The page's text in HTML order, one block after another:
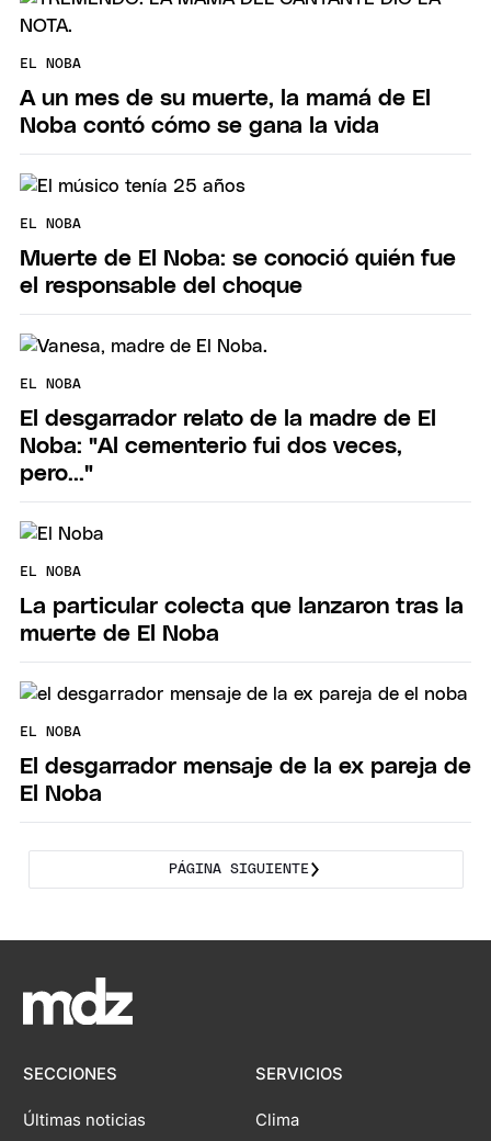
EL NOBA
A un mes de su muerte, la mamá de El
Noba contó cómo se gana la vida
EL NOBA
Muerte de El Noba: se conoció quién fue
el responsable del choque
EL NOBA
El desgarrador relato de la madre de El
Noba: "Al cementerio fui dos veces,
pero..."
EL NOBA
La particular colecta que lanzaron tras la
muerte de El Noba
EL NOBA
El desgarrador mensaje de la ex pareja de
El Noba
PÁGINA SIGUIENTE
SECCIONES
Últimas noticias
SERVICIOS
Clima